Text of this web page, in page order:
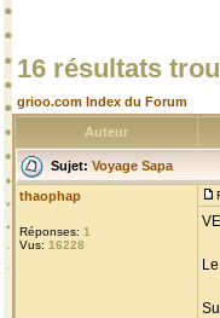
16 résultats
grioo.com Index du Forum
Auteur
Sujet: Voyage Sapa
thaophap
Réponses: 1
Vus: 16228